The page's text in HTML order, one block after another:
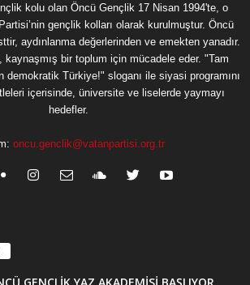
kolu olan Öncü Gençlik 17 Nisan 1994'te, o
gençlik kolları olarak kurulmuştur. Öncü
aydınlanma değerlerinden ve emekten yanadır.
kaynaşmış bir toplum için mücadele eder. "Tam
demokratik Türkiye!" sloganı ile siyasi programını
içerisinde, üniversite ve liselerde yaymayı
hedefler.
oncu.genclik@vatanpartisi.org.tr
GENÇLİK YAZ AKADEMİSİ BAŞLIYOR